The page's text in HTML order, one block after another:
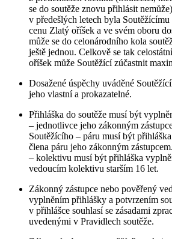
se do soutěže znovu přihlásit
v předešlých letech byla Soutěžícímu
cenu Zlatý oříšek a ve svém oboru
může se do celonárodního kola
ještě jednou. Celkově se tak
oříšek může Soutěžící zúčastnit
Dosažené úspěchy uváděné
jeho vlastní a prokazatelné.
Přihláška do soutěže musí být
– jednotlivce jeho zákonným
Soutěžícího – páru musí být
člena páru jeho zákonným
– kolektivu musí být přihláška
vedoucím kolektivu starším 16 let.
Zákonný zástupce nebo pověřený
vyplněním přihlášky a potvrzením
v přihlášce souhlasí se zásadami
uvedenými v Pravidlech soutěže.